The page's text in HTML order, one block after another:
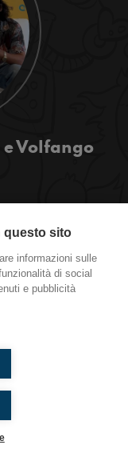
Volfango
e Volfango De
Ascoltate
questo sito
informazioni sulle
di social
e pubblicità